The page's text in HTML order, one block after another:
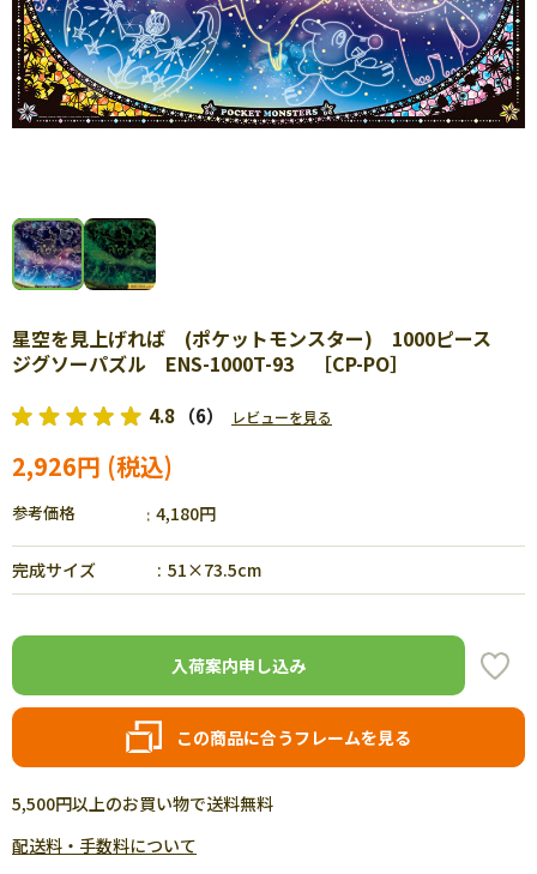
星空を見上げれば (ポケットモンスター) 1000ピース
ジグソーパズル ENS-1000T-93 ［CP-PO］
4.8 （6） レビューを見る
2,926円
参考価格 4,180円
完成サイズ 51×73.5cm
入荷案内申し込み
この商品に合うフレームを見る
5,500円以上のお買い物で送料無料
配送料・手数料について